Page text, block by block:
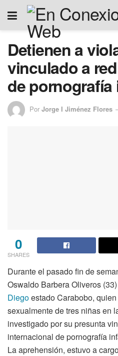
Detienen a
vinculado a
de pornografía
Por Jorge I Jiménez Flores
0
SHARES
Durante el pasado fin de
Oswaldo Barbera Oliveros
Diegoestado Carabobo,
sexualmente de tres niñas en
investigado por su presunta
internacional de pornografía
La aprehensión, estuvo a